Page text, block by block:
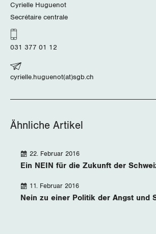
Cyrielle Huguenot
Secrétaire centrale
031 377 01 12
cyrielle.huguenot(at)sgb.ch
Ähnliche Artikel
Ein NEIN für die Zukunft der
22. Februar 2016
Nein zu einer Politik der Angst und
11. Februar 2016